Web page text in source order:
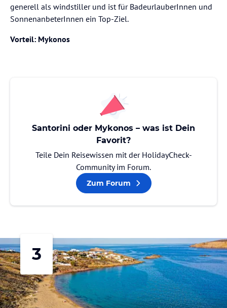
generell als windstiller und ist für BadeurlauberInnen und
SonnenanbeterInnen ein Top-Ziel.
Vorteil: Mykonos
Santorini oder Mykonos – was ist Dein
Favorit?
Teile Dein Reisewissen mit der HolidayCheck-
Community im Forum.
Zum Forum
3